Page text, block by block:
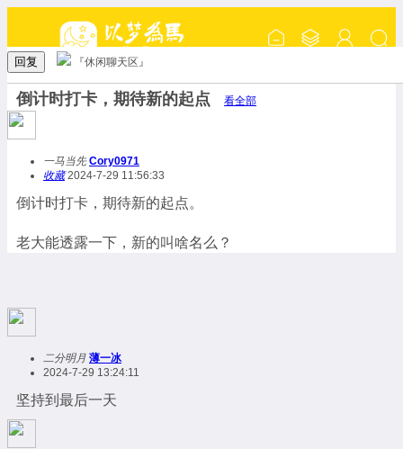
回复 『休闲聊天区』
倒计时打卡，期待新的起点 看全部
一马当先 Cory0971
收藏2024-7-29 11:56:33
倒计时打卡，期待新的起点。
老大能透露一下，新的叫啥名么？
二分明月 薄一冰
2024-7-29 13:24:11
坚持到最后一天